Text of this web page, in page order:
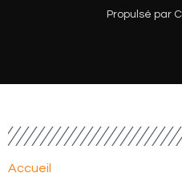
Propulsé par
Accueil